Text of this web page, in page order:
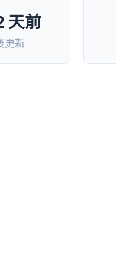
天前
更新